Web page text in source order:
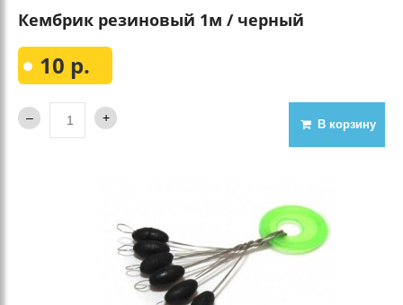
Кембрик резиновый 1м / черный
10 р.
В корзину